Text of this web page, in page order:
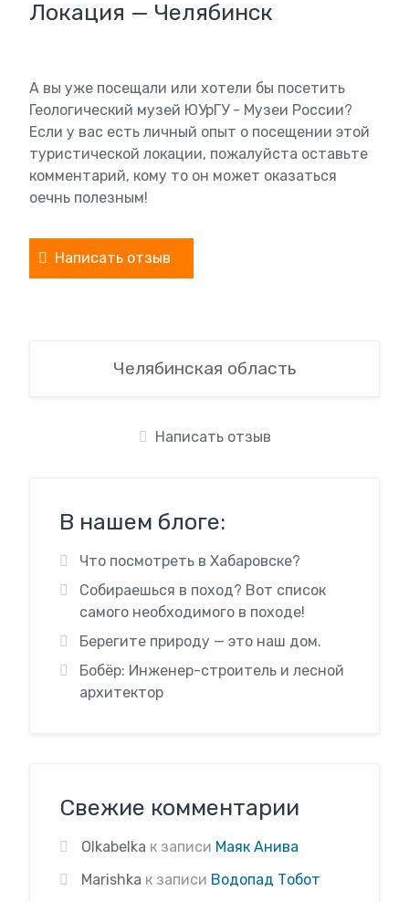
Локация — Челябинск
А вы уже посещали или хотели бы посетить
Геологический музей ЮУрГУ - Музеи России?
Если у вас есть личный опыт о посещении этой
туристической локации, пожалуйста оставьте
комментарий, кому то он может оказаться
оечнь полезным!
Написать отзыв
Челябинская область
Написать отзыв
В нашем блоге:
Что посмотреть в Хабаровске?
Собираешься в поход? Вот список
самого необходимого в походе!
Берегите природу — это наш дом.
Бобёр: Инженер-строитель и лесной
архитектор
Свежие комментарии
Olkabelka к записи Маяк Анива
Marishka к записи Водопад Тобот